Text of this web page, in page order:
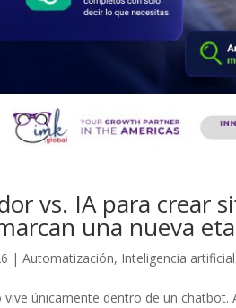
vs. IA para crear
una nueva
|Automatización, Inteligencia artificial
vive únicamente dentro de un